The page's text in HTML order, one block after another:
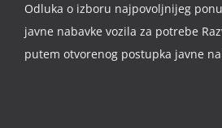
Odluka o izboru najpovoljnijeg
javne nabavke vozila za potrebe
putem otvorenog postupka javne